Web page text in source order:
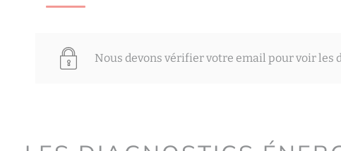
Nous devons vérifier votre email pour voir les